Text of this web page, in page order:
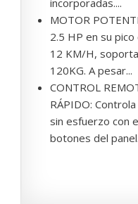
incorporadas....
MOTOR
2.5 HP en su
12 KM/H,
120KG. A pesar...
CONTROL
RÁPIDO:
sin esfuerzo con
botones del